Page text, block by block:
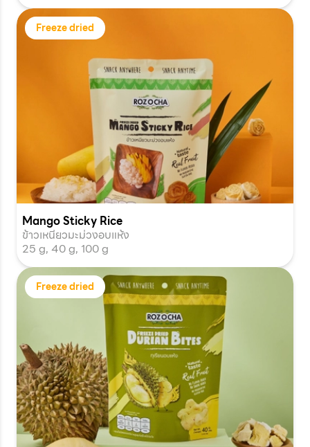
Freeze dried
Mango Sticky Rice
ข้าวเหนียวมะม่วงอบแห้ง
25 g, 40 g, 100 g
Freeze dried